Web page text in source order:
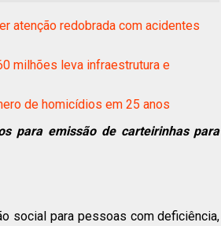
atenção redobrada com acidentes
milhões leva infraestrutura e
de homicídios em 25 anos
para emissão de carteirinhas para
social para pessoas com deficiência,